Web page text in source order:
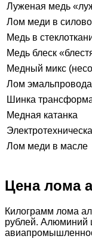
Луженая медь
Лом меди в
Медь в
Медь блеск
Медный микс
Лом эмальпровода
Шинка
Медная катанка
Лом меди в масле
Цена лома
Килограмм лома
рублей. Алюминий